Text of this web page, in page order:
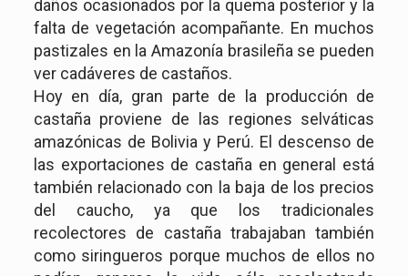
daños ocasionados por la quema posterior y la
falta de vegetación acompañante. En muchos
pastizales en la Amazonía brasileña se pueden
ver cadáveres de castaños.
Hoy en día, gran parte de la producción de
castaña proviene de las regiones selváticas
amazónicas de Bolivia y Perú. El descenso de
las exportaciones de castaña en general está
también relacionado con la baja de los precios
del caucho, ya que los tradicionales
recolectores de castaña trabajaban también
como siringueros porque muchos de ellos no